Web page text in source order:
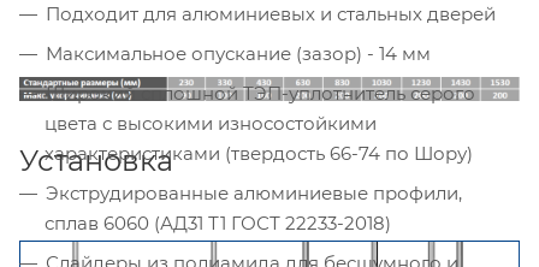
Подходит для алюминиевых и стальных дверей
Максимальное опускание (зазор) - 14 мм
Широкий сплошной ТЭП-уплотнитель серого
цвета с высокими износостойкими
характеристиками (твердость 66-74 по Шору)
Экструдированные алюминиевые профили,
сплав 6060 (АД31 Т1 ГОСТ 22233-2018)
Установка